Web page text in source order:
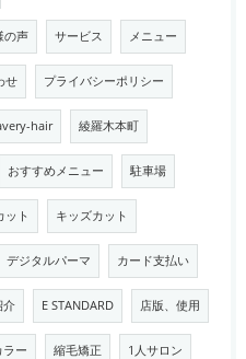
の声 サービス メニュー
せ プライバシーポリシー
hair 綾羅木本町
おすすめメニュー 駐車場
ット キッズカット
デジタルパーマ カード支払い
介 E STANDARD 店版、使用
ラー 縮毛矯正 1人サロン